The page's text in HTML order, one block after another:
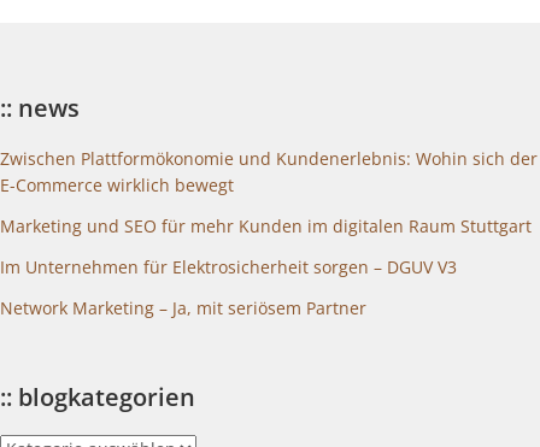
:: news
Zwischen Plattformökonomie und Kundenerlebnis: Wohin sich der
E-Commerce wirklich bewegt
Marketing und SEO für mehr Kunden im digitalen Raum Stuttgart
Im Unternehmen für Elektrosicherheit sorgen – DGUV V3
Network Marketing – Ja, mit seriösem Partner
:: blogkategorien